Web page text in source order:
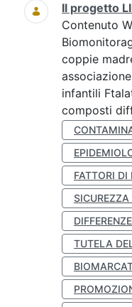
Il progetto
Contenuto
coppie
infantili
composti
FATTORI DI
TUTELA